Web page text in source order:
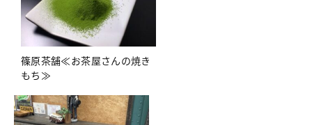
篠原茶舗≪お茶屋さんの焼き
もち≫